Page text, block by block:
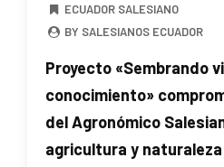
ECUADOR SALESIANO
BY SALESIANOS ECUADOR
Proyecto «Sembrando
conocimiento»
del Agronómico
agricultura y naturaleza